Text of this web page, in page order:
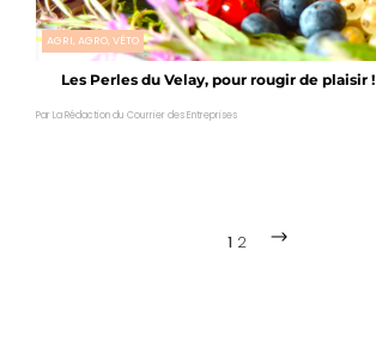
AGRI, AGRO, VÉTO
Les Perles du Velay, pour rougir de plaisir !
Par La Rédaction du Courrier des Entreprises
1 2